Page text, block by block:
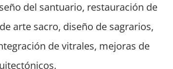
del santuario, restauración de
arte sacro, diseño de sagrarios,
de vitrales, mejoras de